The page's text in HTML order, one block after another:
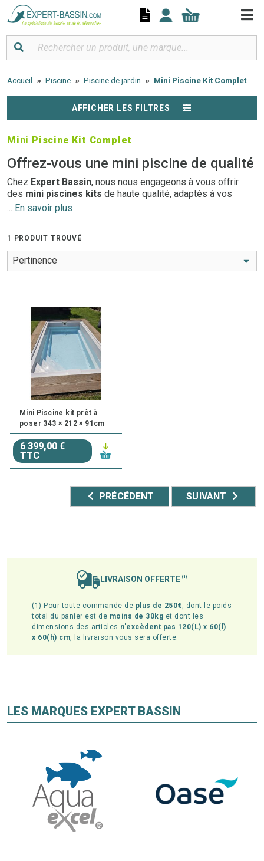
Accueil Piscine Piscine de jardin Mini Piscine Kit Complet
AFFICHER LES FILTRES
Mini Piscine Kit Complet
Offrez-vous une mini piscine de qualité
Chez Expert Bassin, nous nous engageons à vous offrir
des mini piscines kits de haute qualité, adaptés à vos
besoins et à votre espace. Avec un montage simple, une
les petits espaces.
Transformez votre jardin ou terrasse en un lieu de
... En savoir plus
1 PRODUIT TROUVÉ
Mini Piscine kit prêt à
poser 343 × 212 × 91cm
6 399,00 €
TTC
PRÉCÉDENT SUIVANT
LIVRAISON OFFERTE (1)
(1) Pour toute commande de plus de 250€, dont le poids
total du panier est de moins de 30kg et dont les
dimensions des articles n'excèdent pas 120(L) x 60(l)
x 60(h) cm, la livraison vous sera offerte.
LES MARQUES EXPERT BASSIN
Panneau de gestion des cookies